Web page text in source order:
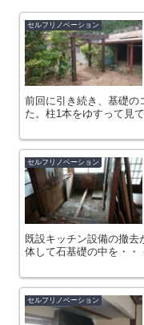
セルフリノベーション
前回に引き続き、基礎の
た。柱1本をゆすって見
セルフリノベーション
既設キッチン設備の撤
体して石基礎の中を・・
セルフリノベーション